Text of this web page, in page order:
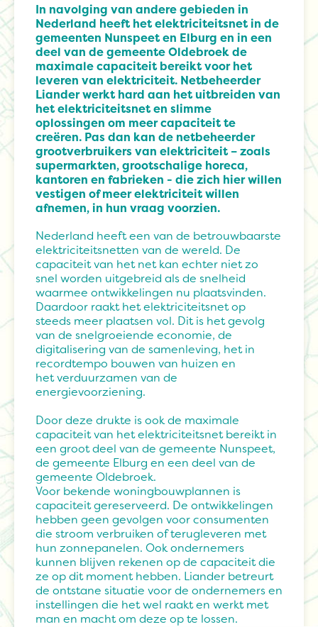
In navolging van andere gebieden in
Nederland heeft het elektriciteitsnet in de
gemeenten Nunspeet en Elburg en in een
deel van de gemeente Oldebroek de
maximale capaciteit bereikt voor het
leveren van elektriciteit. Netbeheerder
Liander werkt hard aan het uitbreiden van
het elektriciteitsnet en slimme
oplossingen om meer capaciteit te
creëren. Pas dan kan de netbeheerder
grootverbruikers van elektriciteit – zoals
supermarkten, grootschalige horeca,
kantoren en fabrieken - die zich hier willen
vestigen of meer elektriciteit willen
afnemen, in hun vraag voorzien.
Nederland heeft een van de betrouwbaarste
elektriciteitsnetten van de wereld. De
capaciteit van het net kan echter niet zo
snel worden uitgebreid als de snelheid
waarmee ontwikkelingen nu plaatsvinden.
Daardoor raakt het elektriciteitsnet op
steeds meer plaatsen vol. Dit is het gevolg
van de snelgroeiende economie, de
digitalisering van de samenleving, het in
recordtempo bouwen van huizen en
het verduurzamen van de
energievoorziening.
Door deze drukte is ook de maximale
capaciteit van het elektriciteitsnet bereikt in
een groot deel van de gemeente Nunspeet,
de gemeente Elburg en een deel van de
gemeente Oldebroek.
Voor bekende woningbouwplannen is
capaciteit gereserveerd. De ontwikkelingen
hebben geen gevolgen voor consumenten
die stroom verbruiken of terugleveren met
hun zonnepanelen. Ook ondernemers
kunnen blijven rekenen op de capaciteit die
ze op dit moment hebben. Liander betreurt
de ontstane situatie voor de ondernemers en
instellingen die het wel raakt en werkt met
man en macht om deze op te lossen.